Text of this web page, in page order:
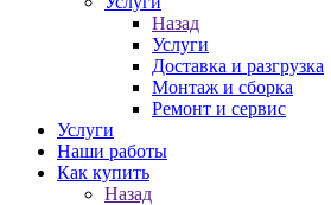
Назад
Услуги
Доставка и разгрузка
Монтаж и сборка
Ремонт и сервис
Услуги
Наши работы
Как купить
Назад